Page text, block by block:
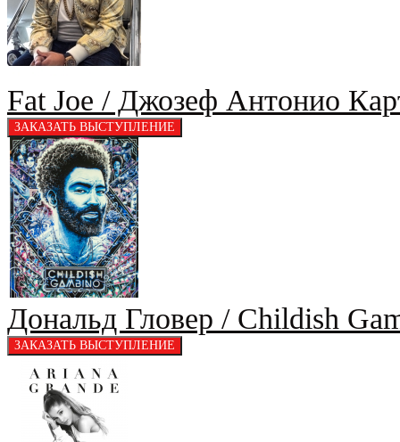
Fat Joe / Джозеф Антонио
Дональд Гловер / Childish